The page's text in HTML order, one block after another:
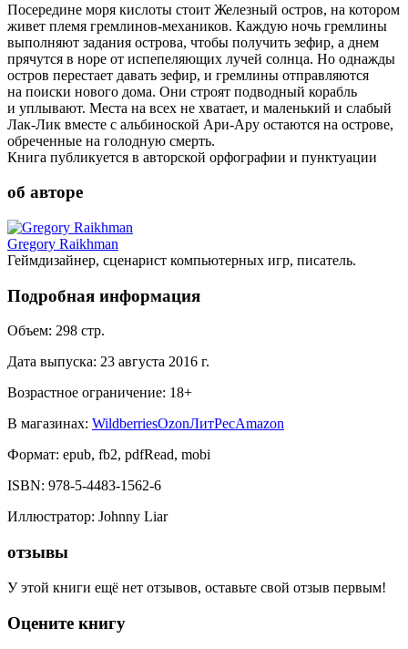
Посередине моря кислоты стоит Железный остров, на котором
живет племя гремлинов-механиков. Каждую ночь гремлины
выполняют задания острова, чтобы получить зефир, а днем
прячутся в норе от испепеляющих лучей солнца. Но однажды
остров перестает давать зефир, и гремлины отправляются
на поиски нового дома. Они строят подводный корабль
и уплывают. Места на всех не хватает, и маленький и слабый
Лак-Лик вместе с альбиноской Ари-Ару остаются на острове,
обреченные на голодную смерть.
Книга публикуется в авторской орфографии и пунктуации
об авторе
Gregory Raikhman
Геймдизайнер, сценарист компьютерных игр, писатель.
Подробная информация
Объем: 298 стр.
Дата выпуска: 23 августа 2016 г.
Возрастное ограничение: 18+
В магазинах: WildberriesOzonЛитРесAmazon
Формат: epub, fb2, pdfRead, mobi
ISBN: 978-5-4483-1562-6
Иллюстратор: Johnny Liar
отзывы
У этой книги ещё нет отзывов, оставьте свой отзыв первым!
Оцените книгу